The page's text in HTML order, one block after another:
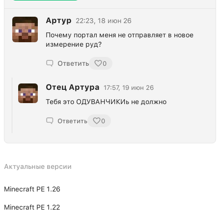
Артур
22:23, 18 июн 26
Почему портал меня не отправляет в новое
измерение руд?
Ответить 0
Отец Артура 17:57, 19 июн 26
Тебя это ОДУВАНЧИКИь не должно
Ответить 0
Актуальные версии
Minecraft PE 1.26
Minecraft PE 1.22